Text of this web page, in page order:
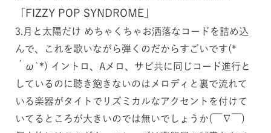
「FIZZY POP SYNDROME」
3.月と太陽だけ めちゃくちゃお洒落なコードを詰め込
んで、これを歌いながら弾くのだからすごいです(*
´ω`*) イントロ、Aメロ、サビ共に同じコード進行と
しているのに聴き飽きないのはメロディと裏で流れて
いる楽器がタイトでリズミカルなアクセントを付けて
いてるところが大きいのでは無いでしょうか(￣∇￣)